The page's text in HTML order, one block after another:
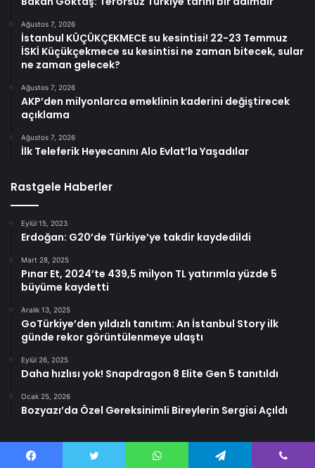
Ağustos 7, 2026
İstanbul KÜÇÜKÇEKMECE su kesintisi! 22-23 Temmuz
İSKİ Küçükçekmece su kesintisi ne zaman bitecek, sular
ne zaman gelecek?
Ağustos 7, 2026
AKP’den milyonlarca emeklinin kaderini değiştirecek
açıklama
Ağustos 7, 2026
İlk Teleferik Heyecanını Alo Evlat’la Yaşadılar
Rastgele Haberler
Eylül 15, 2023
Erdoğan: G20’de Türkiye’ye takdir kaydedildi
Mart 28, 2025
Pınar Et, 2024’te 439,5 milyon TL yatırımla yüzde 5
büyüme kaydetti
Aralık 13, 2025
GoTürkiye’den yıldızlı tanıtım: An İstanbul Story ilk
günde rekor görüntülenmeye ulaştı
Eylül 26, 2025
Daha hızlısı yok! Snapdragon 8 Elite Gen 5 tanıtıldı
Ocak 25, 2026
Bozyazı’da Özel Gereksinimli Bireylerin Sergisi Açıldı